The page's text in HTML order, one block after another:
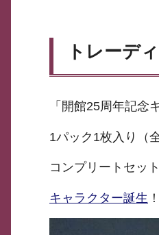
トレーデ
「開館25周年記念
1パック1枚入り（
コンプリートセッ
キャラクター誕生